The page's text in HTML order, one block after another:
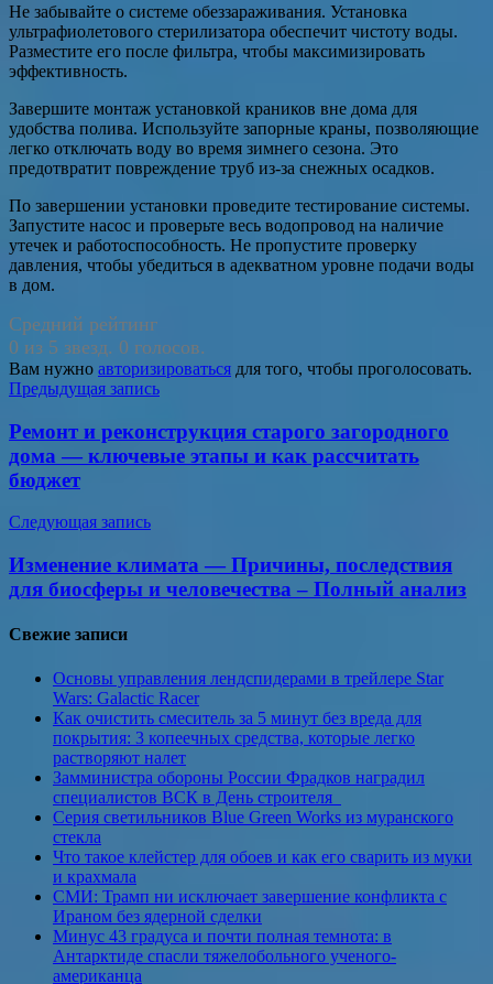
Не забывайте о системе обеззараживания. Установка
ультрафиолетового стерилизатора обеспечит чистоту воды.
Разместите его после фильтра, чтобы максимизировать
эффективность.
Завершите монтаж установкой краников вне дома для
удобства полива. Используйте запорные краны, позволяющие
легко отключать воду во время зимнего сезона. Это
предотвратит повреждение труб из-за снежных осадков.
По завершении установки проведите тестирование системы.
Запустите насос и проверьте весь водопровод на наличие
утечек и работоспособность. Не пропустите проверку
давления, чтобы убедиться в адекватном уровне подачи воды
в дом.
Средний рейтинг
0 из 5 звезд. 0 голосов.
Вам нужно авторизироваться для того, чтобы проголосовать.
Навигация
по
записям
Предыдущая запись
Ремонт и реконструкция старого загородного
дома — ключевые этапы и как рассчитать
бюджет
Следующая запись
Изменение климата — Причины, последствия
для биосферы и человечества – Полный анализ
Свежие записи
Основы управления лендспидерами в трейлере Star
Wars: Galactic Racer
Как очистить смеситель за 5 минут без вреда для
покрытия: 3 копеечных средства, которые легко
растворяют налет
Замминистра обороны России Фрадков наградил
специалистов ВСК в День строителя
Серия светильников Blue Green Works из муранского
стекла
Что такое клейстер для обоев и как его сварить из муки
и крахмала
СМИ: Трамп ни исключает завершение конфликта с
Ираном без ядерной сделки
Минус 43 градуса и почти полная темнота: в
Антарктиде спасли тяжелобольного ученого-
американца